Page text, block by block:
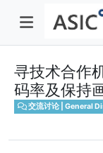
寻技术合作
码率及保持
交流讨论 | General